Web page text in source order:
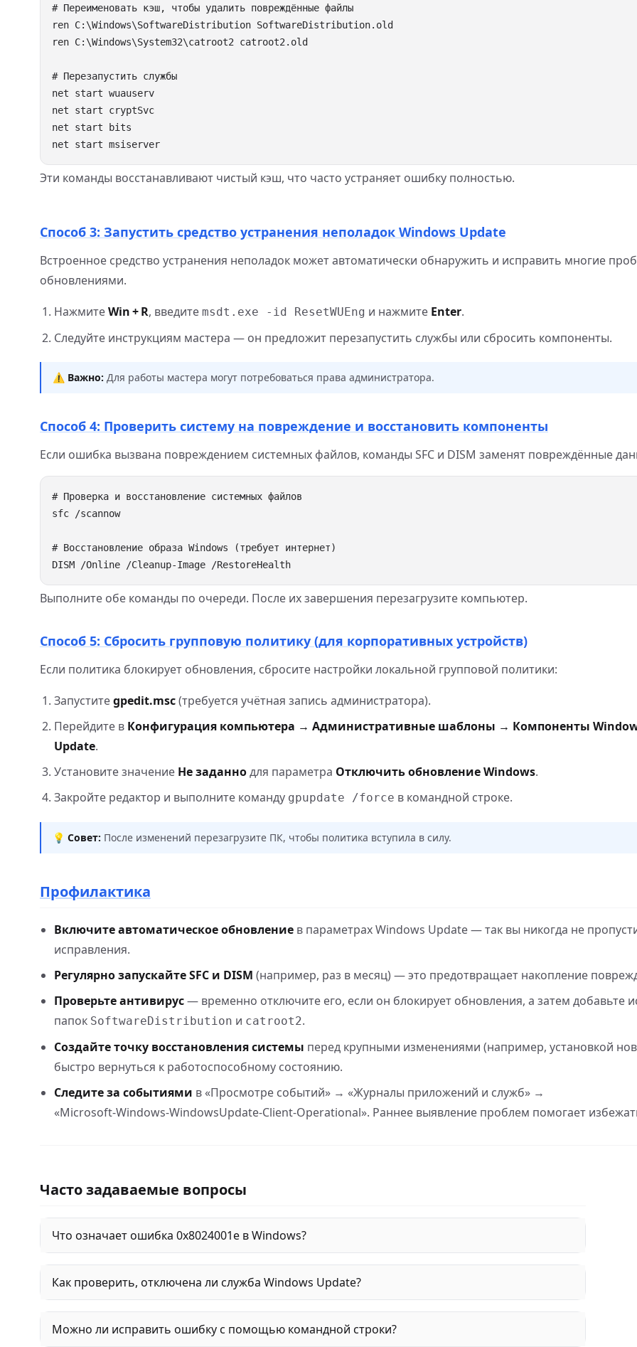
Эти команды восстанавливают чистый кэш, что часто устраняет ошибку полностью.
Способ 3: Запустить средство устранения неполадок Windows Update
Встроенное средство устранения неполадок может автоматически обнаружить и исправить многие
обновлениями.
НажмитеWin + R, введите msdt.exe -id ResetWUEng и нажмите Enter.
Следуйте инструкциям мастера — он предложит перезапустить службы или сбросить компоненты.
⚠️ Важно: Для работы мастера могут потребоваться права администратора.
Способ 4: Проверить систему на повреждение и восстановить компоненты
Если ошибка вызвана повреждением системных файлов, команды SFC и DISM заменят повреждённые
Выполните обе команды по очереди. После их завершения перезагрузите компьютер.
Способ 5: Сбросить групповую политику (для корпоративных устройств)
Если политика блокирует обновления, сбросите настройки локальной групповой политики:
Запуститеgpedit.msc(требуется учётная запись администратора).
Перейдите в Конфигурация компьютера → Административные шаблоны → Компоненты
Update.
Установите значение Не заданнодля параметра Отключить обновление Windows.
Закройте редактор и выполните команду gpupdate /force в командной строке.
💡 Совет: После изменений перезагрузите ПК, чтобы политика вступила в силу.
Профилактика
Включите автоматическое обновление в параметрах Windows Update — так вы никогда не
исправления.
Регулярно запускайте SFC и DISM (например, раз в месяц) — это предотвращает накопление
Проверьте антивирус— временно отключите его, если он блокирует обновления, а затем добавьте
папок SoftwareDistribution и catroot2.
Создайте точку восстановления системы перед крупными изменениями (например, установкой
быстро вернуться к работоспособному состоянию.
Следите за событиями в «Просмотре событий» → «Журналы приложений и служб» →
«Microsoft‑Windows‑WindowsUpdate‑Client‑Operational». Раннее выявление проблем помогает
Часто задаваемые вопросы
Что означает ошибка 0x8024001e в Windows?
Как проверить, отключена ли служба Windows Update?
Можно ли исправить ошибку с помощью командной строки?